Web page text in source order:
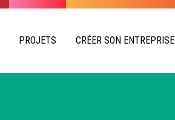
PROJETS CRÉER SON ENTREPRISE